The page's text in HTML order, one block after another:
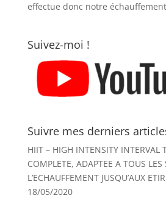
effectue donc notre
Suivez-moi !
Suivre mes derniers
HIIT – HIGH INTENSITY INTERVAL
COMPLETE, ADAPTEE A TOUS LES
L’ECHAUFFEMENT JUSQU’AUX
18/05/2020